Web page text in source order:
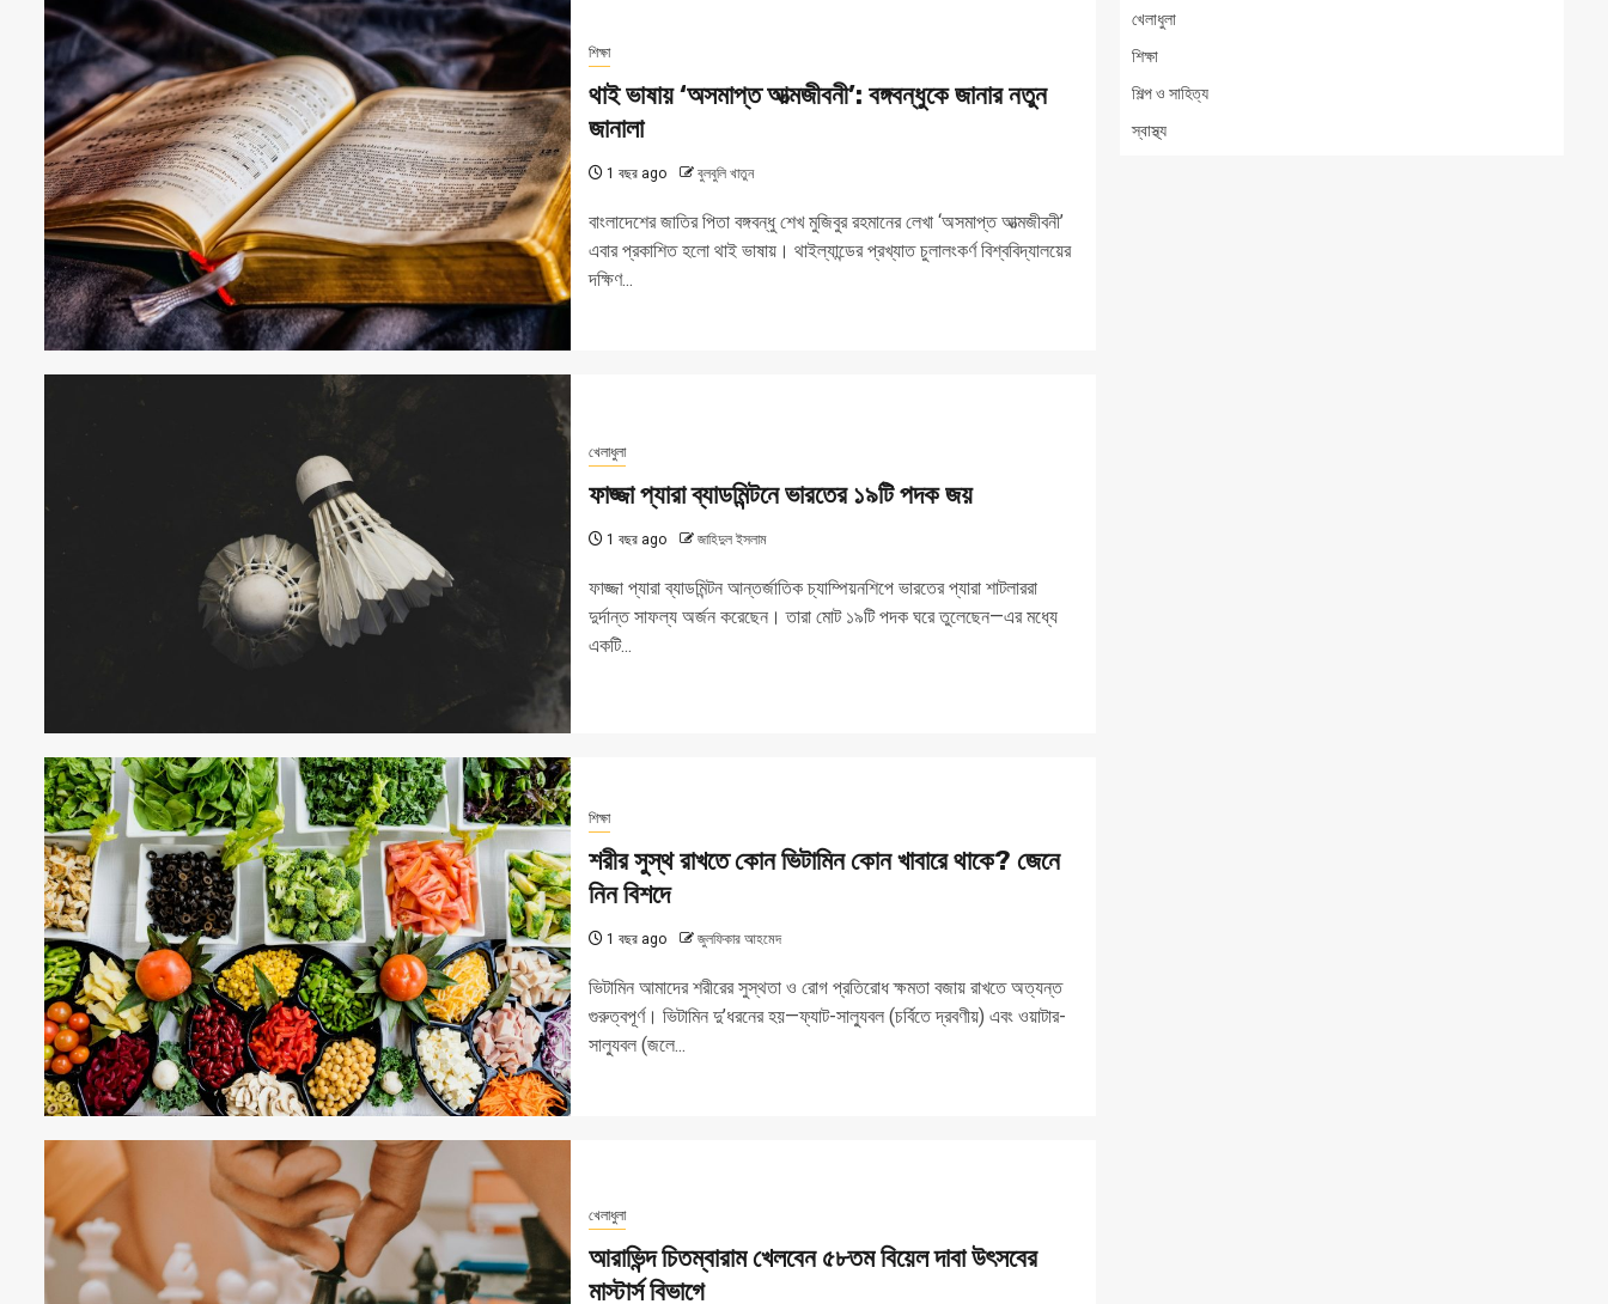
শিক্ষা
থাই ভাষায় ‘অসমাপ্ত আত্মজীবনী’: বঙ্গবন্ধুকে জানার নতুন
জানালা
1 বছর ago বুলবুলি খাতুন
বাংলাদেশের জাতির পিতা বঙ্গবন্ধু শেখ মুজিবুর রহমানের লেখা ‘অসমাপ্ত আত্মজীবনী’
এবার প্রকাশিত হলো থাই ভাষায়। থাইল্যান্ডের প্রখ্যাত চুলালংকর্ণ বিশ্ববিদ্যালয়ের
দক্ষিণ...
খেলাধুলা
ফাজ্জা প্যারা ব্যাডমিন্টনে ভারতের ১৯টি পদক জয়
1 বছর ago জাহিদুল ইসলাম
ফাজ্জা প্যারা ব্যাডমিন্টন আন্তর্জাতিক চ্যাম্পিয়নশিপে ভারতের প্যারা শাটলাররা
দুর্দান্ত সাফল্য অর্জন করেছেন। তারা মোট ১৯টি পদক ঘরে তুলেছেন—এর মধ্যে
একটি...
শিক্ষা
শরীর সুস্থ রাখতে কোন ভিটামিন কোন খাবারে থাকে? জেনে
নিন বিশদে
1 বছর ago জুলফিকার আহমেদ
ভিটামিন আমাদের শরীরের সুস্থতা ও রোগ প্রতিরোধ ক্ষমতা বজায় রাখতে অত্যন্ত
গুরুত্বপূর্ণ। ভিটামিন দু’ধরনের হয়—ফ্যাট-সাল্যুবল (চর্বিতে দ্রবণীয়) এবং ওয়াটার-
সাল্যুবল (জলে...
খেলাধুলা
আরাভিন্দ চিতম্বারাম খেলবেন ৫৮তম বিয়েল দাবা উৎসবের
মাস্টার্স বিভাগে
খেলাধুলা
শিক্ষা
শিল্প ও সাহিত্য
স্বাস্থ্য